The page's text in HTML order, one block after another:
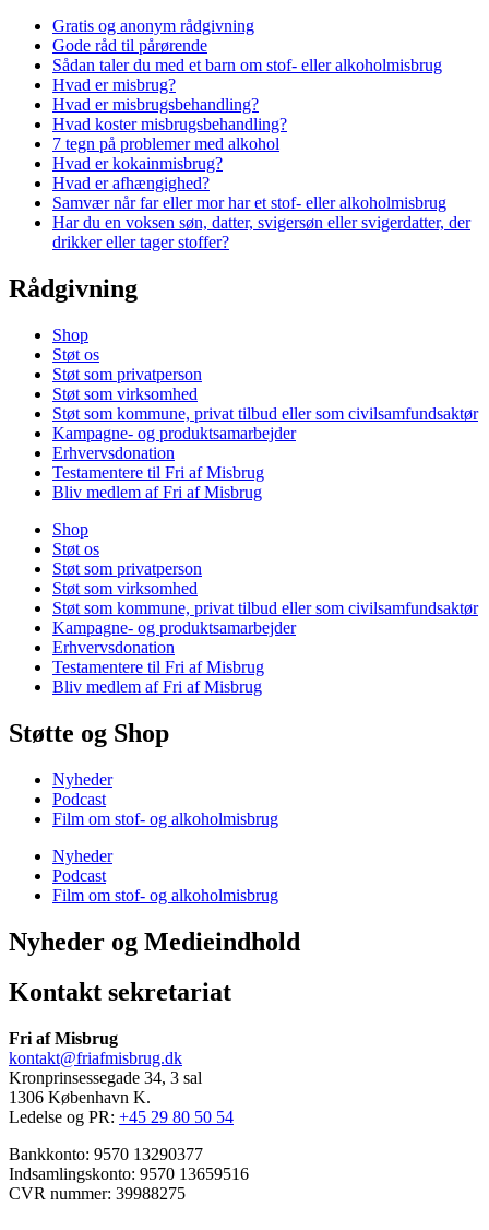
Gratis og anonym rådgivning
Gode råd til pårørende
Sådan taler du med et barn om stof- eller alkoholmisbrug
Hvad er misbrug?
Hvad er misbrugsbehandling?
Hvad koster misbrugsbehandling?
7 tegn på problemer med alkohol
Hvad er kokainmisbrug?
Hvad er afhængighed?
Samvær når far eller mor har et stof- eller alkoholmisbrug
Har du en voksen søn, datter, svigersøn eller svigerdatter, der
drikker eller tager stoffer?
Rådgivning
Shop
Støt os
Støt som privatperson
Støt som virksomhed
Støt som kommune, privat tilbud eller som civilsamfundsaktør
Kampagne- og produktsamarbejder
Erhvervsdonation
Testamentere til Fri af Misbrug
Bliv medlem af Fri af Misbrug
Shop
Støt os
Støt som privatperson
Støt som virksomhed
Støt som kommune, privat tilbud eller som civilsamfundsaktør
Kampagne- og produktsamarbejder
Erhvervsdonation
Testamentere til Fri af Misbrug
Bliv medlem af Fri af Misbrug
Støtte og Shop
Nyheder
Podcast
Film om stof- og alkoholmisbrug
Nyheder
Podcast
Film om stof- og alkoholmisbrug
Nyheder og Medieindhold
Kontakt sekretariat
Fri af Misbrug
kontakt@friafmisbrug.dk
Kronprinsessegade 34, 3 sal
1306 København K.
Ledelse og PR: +45 29 80 50 54
Bankkonto: 9570 13290377
Indsamlingskonto: 9570 13659516
CVR nummer: 39988275